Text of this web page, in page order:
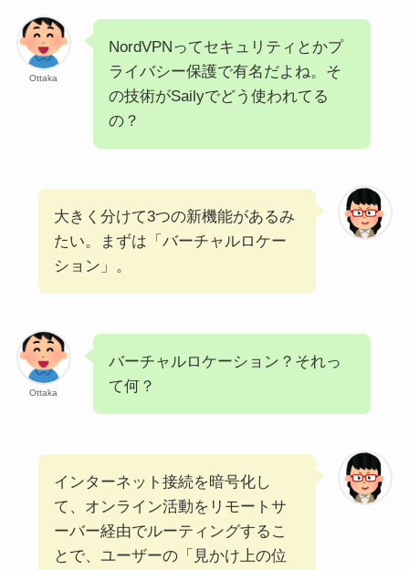
Ottaka
NordVPNってセキュリティとかプ
ライバシー保護で有名だよね。そ
の技術がSailyでどう使われてる
の？
大きく分けて3つの新機能があるみ
たい。まずは「バーチャルロケー
ション」。
Ottaka
バーチャルロケーション？それっ
て何？
インターネット接続を暗号化し
て、オンライン活動をリモートサ
ーバー経由でルーティングするこ
とで、ユーザーの「見かけ上の位